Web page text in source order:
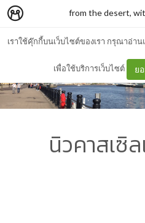
เราใช้คุ๊กกี้บนเว็บไซต์ของเรา กรุณาอ่า
เพื่อใช้บริการเว็บไซต์ ย
from the desert,
นิวคาสเซิ